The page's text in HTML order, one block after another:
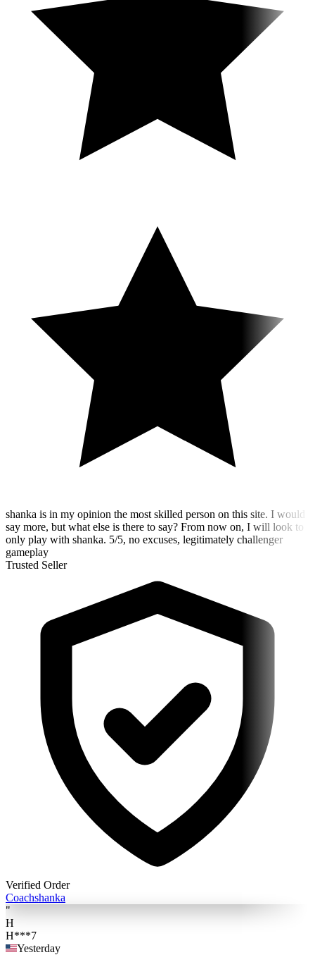
shanka is in my opinion the most skilled person on this site. I would
say more, but what else is there to say? From now on, I will look to
only play with shanka. 5/5, no excuses, legitimately challenger
gameplay
Trusted Seller
Verified Order
Coachshanka
"
H
H***7
Yesterday